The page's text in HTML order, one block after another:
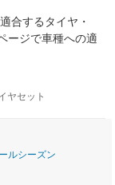
合するタイヤ・
ージで車種への適
ヤセット
ルシーズン